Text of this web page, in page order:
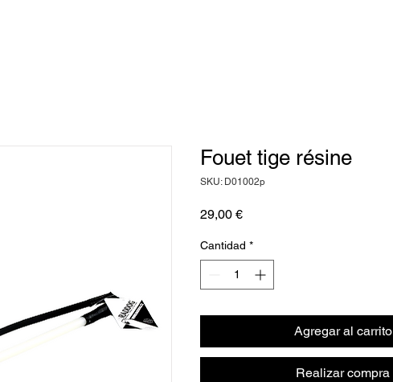
Fouet tige résine
SKU: D01002p
29,00 €Precio
Cantidad *
Agregar al carrito
Realizar compra